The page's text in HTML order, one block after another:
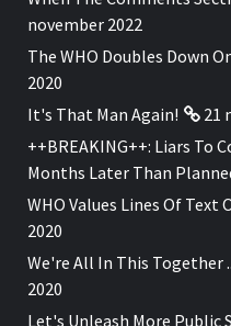
november 2022
The WHO Doubles Down
2020
It's That Man Again!
21
++BREAKING++: Liars To
Months Later Than
WHO Values Lines Of Text
2020
We're All In This Together
2020
Let's Unleash More Public